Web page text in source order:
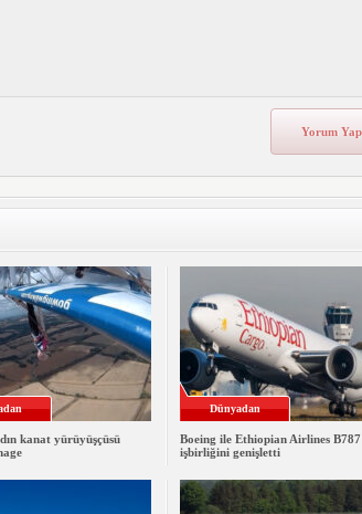
kanat yürüyüşçüsü
Dünyadan
Boeing ile Ethiopian Airlines B787
işbirliğini genişletti